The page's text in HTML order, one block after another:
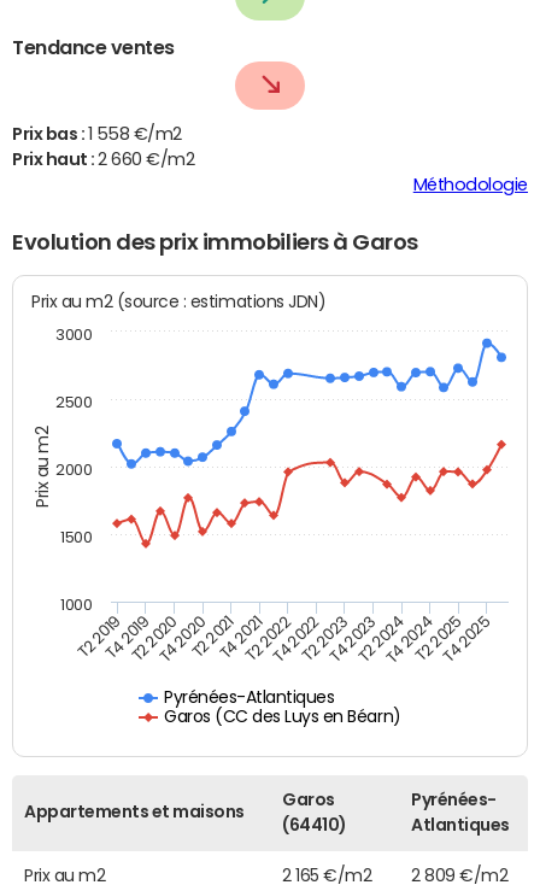
Tendance ventes
Prix bas :
1 558 €/m2
Prix haut :2 660 €/m2
Méthodologie
Evolution des prix immobiliers à Garos
Prix au m2
Prix au m2 (source : estimations JDN)
Pyrénées-Atlantiques
Garos (CC des Luys en Béarn)
T2 2019T4 2019T2 2020T4 2020T2 2021T4 2021T2 2022T4 2022T2 2023T4 2023T2 2024T4 2024T2 2025T4 2025
1000
1500
2000
2500
3000
Appartements et maisons
Garos
(64410)
Pyrénées-
Atlantiques
Prix au m2 2 165 €/m2 2 809 €/m2